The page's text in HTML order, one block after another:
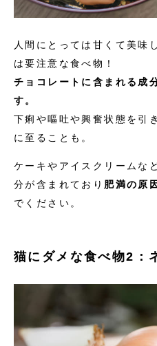
人間にとっては甘くて美味
は要注意な食べ物！
チョコレートに含まれる成
す。
下痢や嘔吐や興奮状態を引
に至ることも。
ケーキやアイスクリームな
分が含まれており 肥満の原因
でください。
猫にダメな食べ物2：